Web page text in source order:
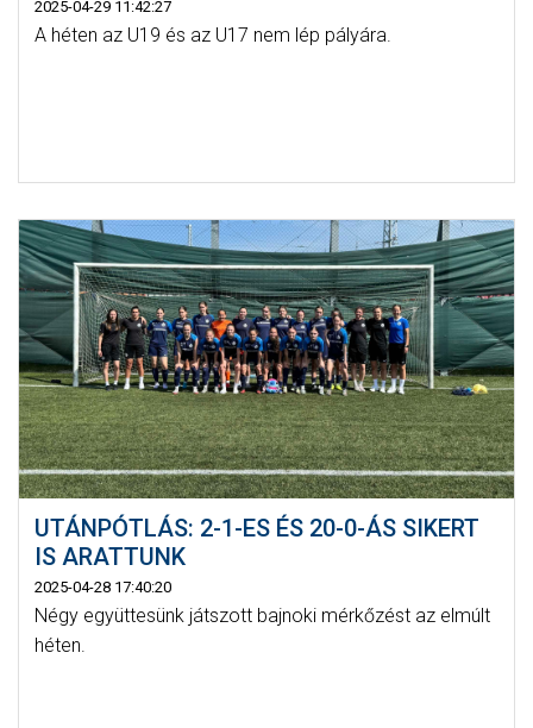
2025-04-29 11:42:27
A héten az U19 és az U17 nem lép pályára.
UTÁNPÓTLÁS: 2-1-ES ÉS 20-0-ÁS SIKERT
IS ARATTUNK
2025-04-28 17:40:20
Négy együttesünk játszott bajnoki mérkőzést az elmúlt
héten.